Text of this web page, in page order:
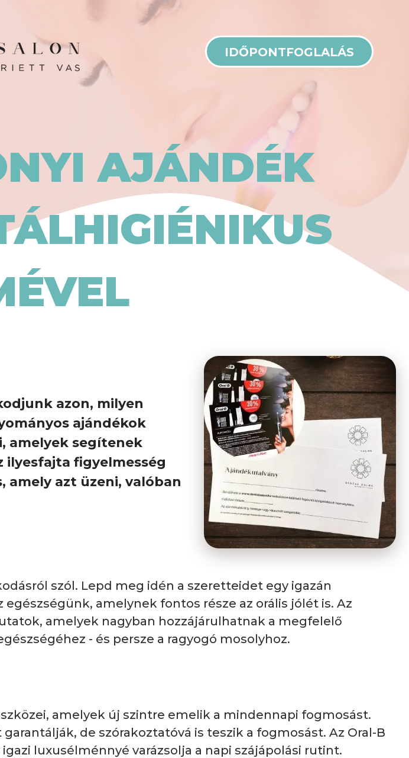
IDŐPONTFOGLALÁS
AJÁNDÉK
azon, milyen
ajándékok
amelyek segítenek
ilyesfajta figyelmesség
amely azt üzeni, valóban
szól. Lepd meg idén a szeretteidet egy igazán
amelynek fontos része az orális jólét is. Az
amelyek nagyban hozzájárulhatnak a megfelelő
- és persze a ragyogó mosolyhoz.
amelyek új szintre emelik a mindennapi fogmosást.
de szórakoztatóvá is teszik a fogmosást. Az Oral-B
luxusélménnyé varázsolja a napi szájápolási rutint.